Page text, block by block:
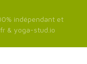
indépendant et
& yoga-stud.io